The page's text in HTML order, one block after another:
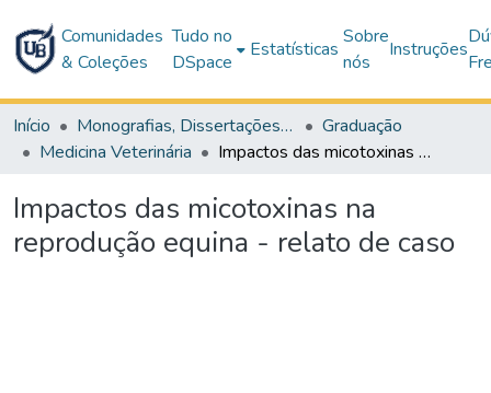
Comunidades
& Coleções
Tudo no
DSpace
Estatísticas
Sobre
nós
Instruções
Início Monografias, Dissertações e Teses
Graduação
Medicina Veterinária
Impactos das micotoxinas na reprodução equina - relato de caso
Impactos das micotoxinas na
reprodução equina - relato de caso